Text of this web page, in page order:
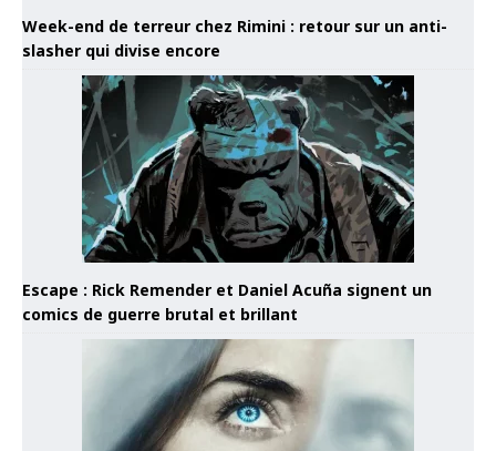
Week-end de terreur chez Rimini : retour sur un anti-
slasher qui divise encore
Escape : Rick Remender et Daniel Acuña signent un
comics de guerre brutal et brillant